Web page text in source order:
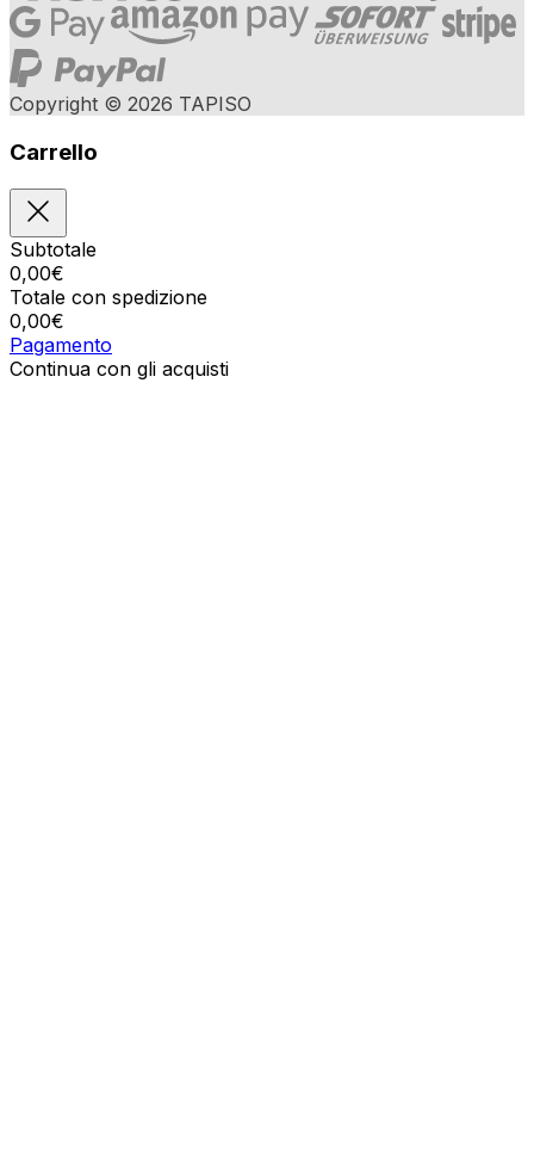
Copyright © 2026 TAPISO
Carrello
Subtotale
0,00€
Totale con spedizione
0,00€
Pagamento
Continua con gli acquisti